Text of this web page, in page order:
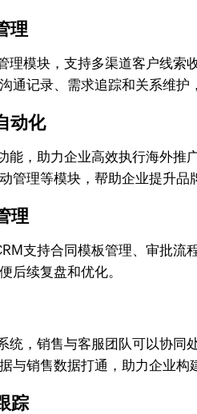
理
理模块，支持多渠道客户线
通记录、需求追踪和关系维护
动化
能，助力企业高效执行海外
管理等模块，帮助企业提升品
理
支持合同模板管理、审批
后续复盘和优化。
统，销售与客服团队可以协
与销售数据打通，助力企业构
踪